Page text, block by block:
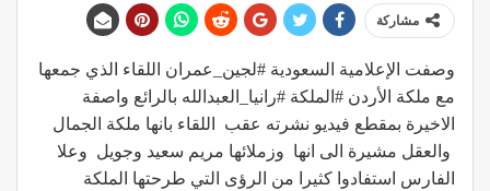
مشاركة
وصفت الإعلامية السعودية #لجين_عمران اللقاء الذي جمعها
مع ملكة الأردن #الملكة #رانيا_العبدالله بالرائع واصفة
الاخيرة بمقطع فيديو نشرته عقب اللقاء بانها ملكة الجمال
والعقل مشيرة الى انها وزملائها مريم سعيد وجويل وعلا
الفارس استفادوا كثيرا من الرؤى التي طرحتها الملكة